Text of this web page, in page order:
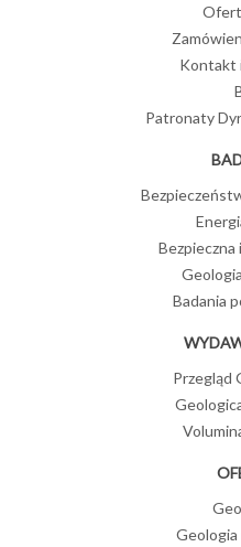
Kontakt
Patronaty
Badania
Przegląd
Geologia